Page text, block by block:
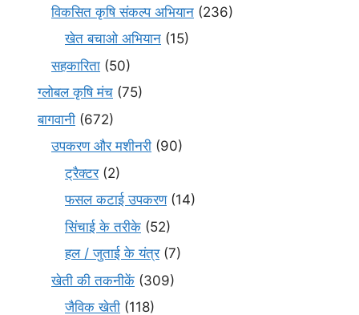
विकसित कृषि संकल्प अभियान (236)
खेत बचाओ अभियान (15)
सहकारिता (50)
ग्लोबल कृषि मंच (75)
बागवानी (672)
उपकरण और मशीनरी (90)
ट्रैक्टर(2)
फसल कटाई उपकरण(14)
सिंचाई के तरीके (52)
हल / जुताई के यंत्र(7)
खेती की तकनीकें (309)
जैविक खेती (118)